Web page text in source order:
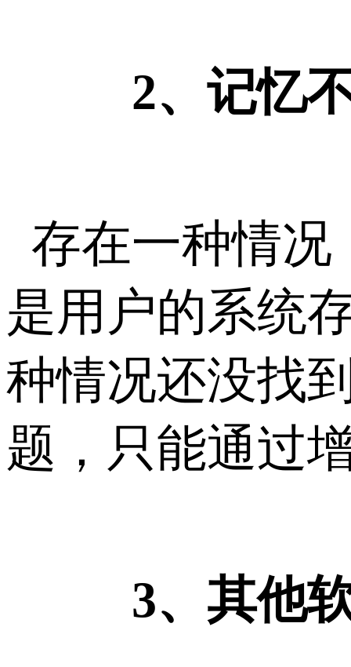
2、记忆
存在一种情况
是用户的系统
种情况还没找
题，只能通过
3、其他